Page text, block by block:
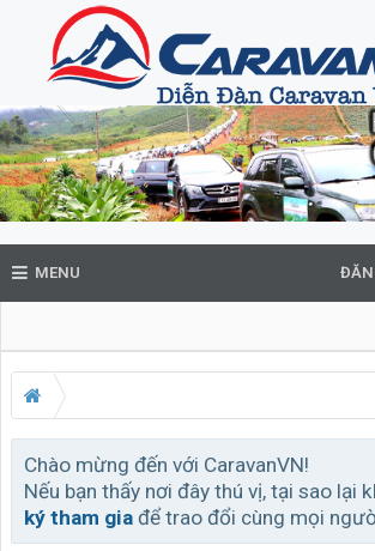
MENU
Chào mừng đến với CaravanVN!
Nếu bạn thấy nơi đây thú vị, tại sao lại
ký tham gia để trao đổi cùng mọi